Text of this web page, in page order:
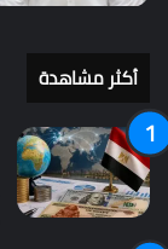
أكثر مشاهدة